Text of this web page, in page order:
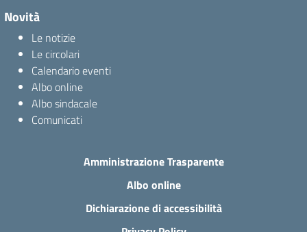
Novità
Le notizie
Le circolari
Calendario eventi
Albo online
Albo sindacale
Comunicati
Amministrazione Trasparente
Albo online
Dichiarazione di accessibilità